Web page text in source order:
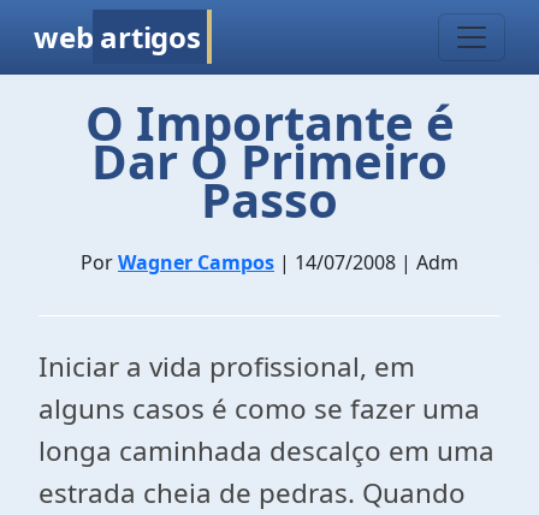
web artigos
O Importante é
Dar O Primeiro
Passo
PorWagner Campos | 14/07/2008 | Adm
Iniciar a vida profissional, em
alguns casos é como se fazer uma
longa caminhada descalço em uma
estrada cheia de pedras. Quando